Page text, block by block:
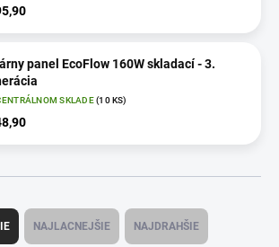
panel EcoFlow 160W skladací - 3.
SKLADE(10 KS)
NAJLACNEJŠIE NAJDRAHŠIE